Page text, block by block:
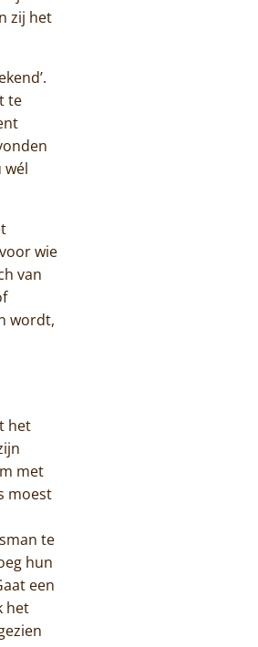
zij het
te
wél
wie
van
wordt,
het
met
moest
te
hun
een
het